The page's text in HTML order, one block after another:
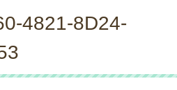
4821-8D24-